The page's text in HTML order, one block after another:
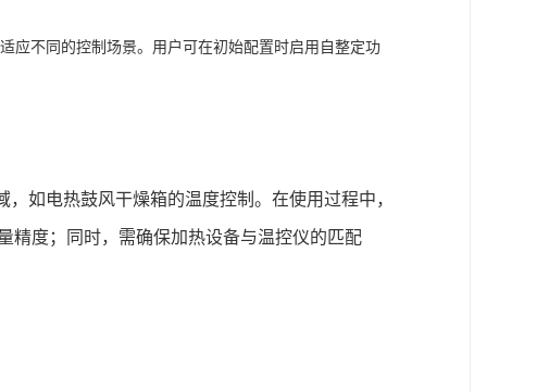
应不同的控制场景。用户可在初始配置时启用自整定功
如电热鼓风干燥箱的温度控制。在使用过程中，
精度；同时，需确保加热设备与温控仪的匹配